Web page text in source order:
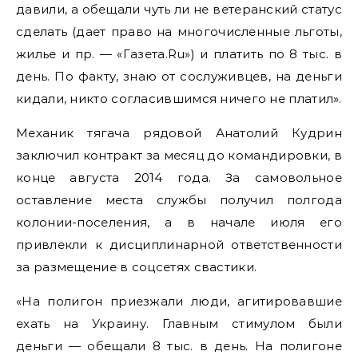
давили, а обещали чуть ли не ветеранский статус
сделать (дает право на многочисленные льготы,
жилье и пр. — «Газета.Ru») и платить по 8 тыс. в
день. По факту, знаю от сослуживцев, на деньги
кидали, никто согласившимся ничего не платил».
Механик тягача рядовой Анатолий Кудрин
заключил контракт за месяц до командировки, в
конце августа 2014 года. За самовольное
оставление места службы получил полгода
колонии-поселения, а в начале июля его
привлекли к дисциплинарной ответственности
за размещение в соцсетях свастики.
«На полигон приезжали люди, агитировавшие
ехать на Украину. Главным стимулом были
деньги — обещали 8 тыс. в день. На полигоне